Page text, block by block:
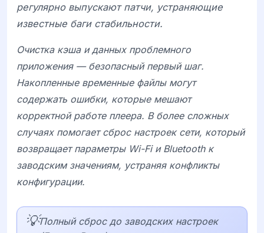
регулярно выпускают патчи, устраняющие
известные баги стабильности.
Очистка кэша и данных проблемного
приложения — безопасный первый шаг.
Накопленные временные файлы могут
содержать ошибки, которые мешают
корректной работе плеера. В более сложных
случаях помогает сброс настроек сети, который
возвращает параметры Wi-Fi и Bluetooth к
заводским значениям, устраняя конфликты
конфигурации.
💡Полный сброс до заводских настроек